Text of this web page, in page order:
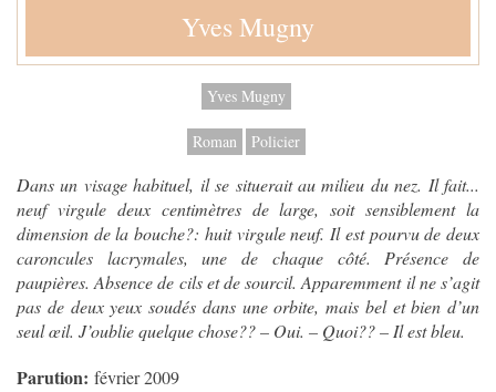
Yves Mugny
Yves Mugny
Roman Policier
Dans un visage habituel, il se situerait au milieu du nez. Il fait...
neuf virgule deux centimètres de large, soit sensiblement la
dimension de la bouche?: huit virgule neuf. Il est pourvu de deux
caroncules lacrymales, une de chaque côté. Présence de
paupières. Absence de cils et de sourcil. Apparemment il ne s’agit
pas de deux yeux soudés dans une orbite, mais bel et bien d’un
seul œil. J’oublie quelque chose?? – Oui. – Quoi?? – Il est bleu.
Parution: février 2009